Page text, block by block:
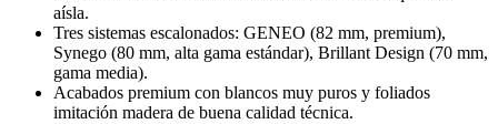
aísla.
Tres sistemas escalonados: GENEO (82 mm, premium),
Synego (80 mm, alta gama estándar), Brillant Design (70 mm,
gama media).
Acabados premium con blancos muy puros y foliados
imitación madera de buena calidad técnica.